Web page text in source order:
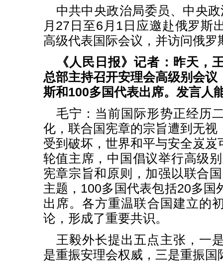
中共中央政治局委员、中央
月27日至6月1日应邀赴俄罗斯
高级代表国际会议，并访问俄罗
《人民日报》记者：昨天，
总部主持召开安理会高级别会议
斯和100多国代表出席。发言人
毛宁：当前国际形势正经历
化，联合国宪章的宗旨遭到无视
受到破坏，世界和平与安全岌岌
轮值主席，中国倡议举行高级
宪章宗旨和原则，加强以联合
主题，100多国代表包括20多国
出席。各方重温联合国建立的
论，形成了重要共识。
王毅外长提出五点主张，一
是重振安理会权威，三是重振国